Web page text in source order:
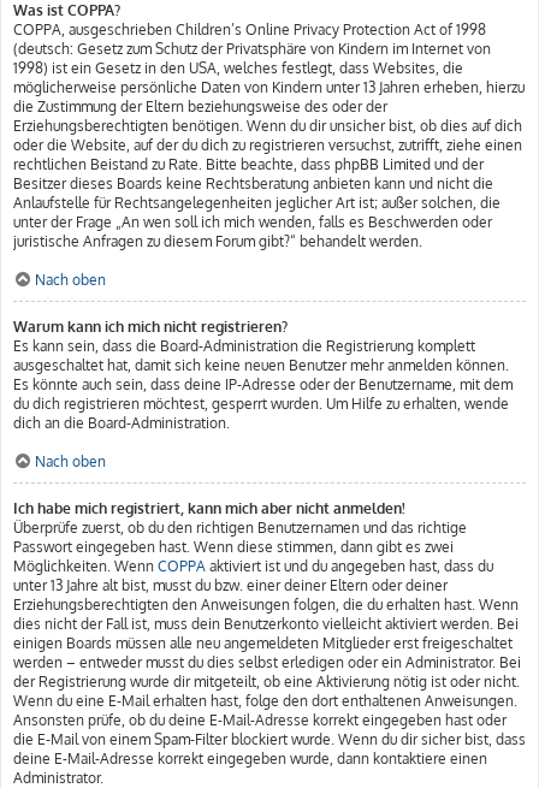
Was ist COPPA?
COPPA, ausgeschrieben Children’s Online Privacy Protection Act of 1998
(deutsch: Gesetz zum Schutz der Privatsphäre von Kindern im Internet von
1998) ist ein Gesetz in den USA, welches festlegt, dass Websites, die
möglicherweise persönliche Daten von Kindern unter 13 Jahren erheben, hierzu
die Zustimmung der Eltern beziehungsweise des oder der
Erziehungsberechtigten benötigen. Wenn du dir unsicher bist, ob dies auf dich
oder die Website, auf der du dich zu registrieren versuchst, zutrifft, ziehe einen
rechtlichen Beistand zu Rate. Bitte beachte, dass phpBB Limited und der
Besitzer dieses Boards keine Rechtsberatung anbieten kann und nicht die
Anlaufstelle für Rechtsangelegenheiten jeglicher Art ist; außer solchen, die
unter der Frage „An wen soll ich mich wenden, falls es Beschwerden oder
juristische Anfragen zu diesem Forum gibt?“ behandelt werden.
Nach oben
Warum kann ich mich nicht registrieren?
Es kann sein, dass die Board-Administration die Registrierung komplett
ausgeschaltet hat, damit sich keine neuen Benutzer mehr anmelden können.
Es könnte auch sein, dass deine IP-Adresse oder der Benutzername, mit dem
du dich registrieren möchtest, gesperrt wurden. Um Hilfe zu erhalten, wende
dich an die Board-Administration.
Nach oben
Ich habe mich registriert, kann mich aber nicht anmelden!
Überprüfe zuerst, ob du den richtigen Benutzernamen und das richtige
Passwort eingegeben hast. Wenn diese stimmen, dann gibt es zwei
Möglichkeiten. Wenn COPPA aktiviert ist und du angegeben hast, dass du
unter 13 Jahre alt bist, musst du bzw. einer deiner Eltern oder deiner
Erziehungsberechtigten den Anweisungen folgen, die du erhalten hast. Wenn
dies nicht der Fall ist, muss dein Benutzerkonto vielleicht aktiviert werden. Bei
einigen Boards müssen alle neu angemeldeten Mitglieder erst freigeschaltet
werden – entweder musst du dies selbst erledigen oder ein Administrator. Bei
der Registrierung wurde dir mitgeteilt, ob eine Aktivierung nötig ist oder nicht.
Wenn du eine E-Mail erhalten hast, folge den dort enthaltenen Anweisungen.
Ansonsten prüfe, ob du deine E-Mail-Adresse korrekt eingegeben hast oder
die E-Mail von einem Spam-Filter blockiert wurde. Wenn du dir sicher bist, dass
deine E-Mail-Adresse korrekt eingegeben wurde, dann kontaktiere einen
Administrator.